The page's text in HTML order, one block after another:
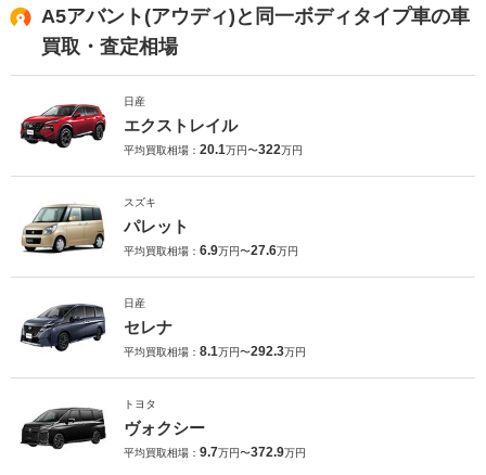
A5アバント(アウディ)と同一ボディタイプ車の車
買取・査定相場
日産
エクストレイル
平均買取相場： 20.1万円〜322万円
スズキ
パレット
平均買取相場： 6.9万円〜27.6万円
日産
セレナ
平均買取相場： 8.1万円〜292.3万円
トヨタ
ヴォクシー
平均買取相場： 9.7万円〜372.9万円